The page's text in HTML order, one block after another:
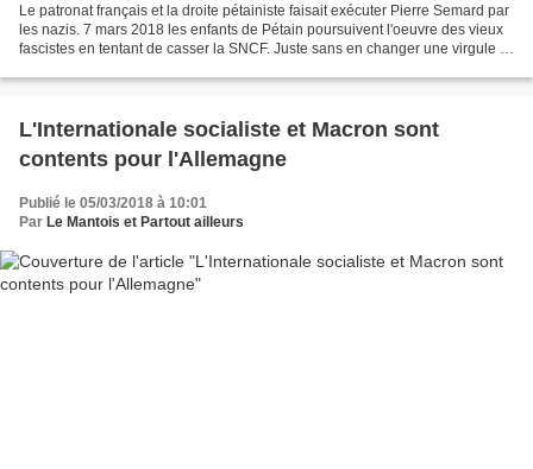
Le patronat français et la droite pétainiste faisait exécuter Pierre Semard par
les nazis. 7 mars 2018 les enfants de Pétain poursuivent l'oeuvre des vieux
fascistes en tentant de casser la SNCF. Juste sans en changer une virgule la
L'Internationale socialiste et Macron sont
contents pour l'Allemagne
Publié le 05/03/2018 à 10:01
Par Le Mantois et Partout ailleurs